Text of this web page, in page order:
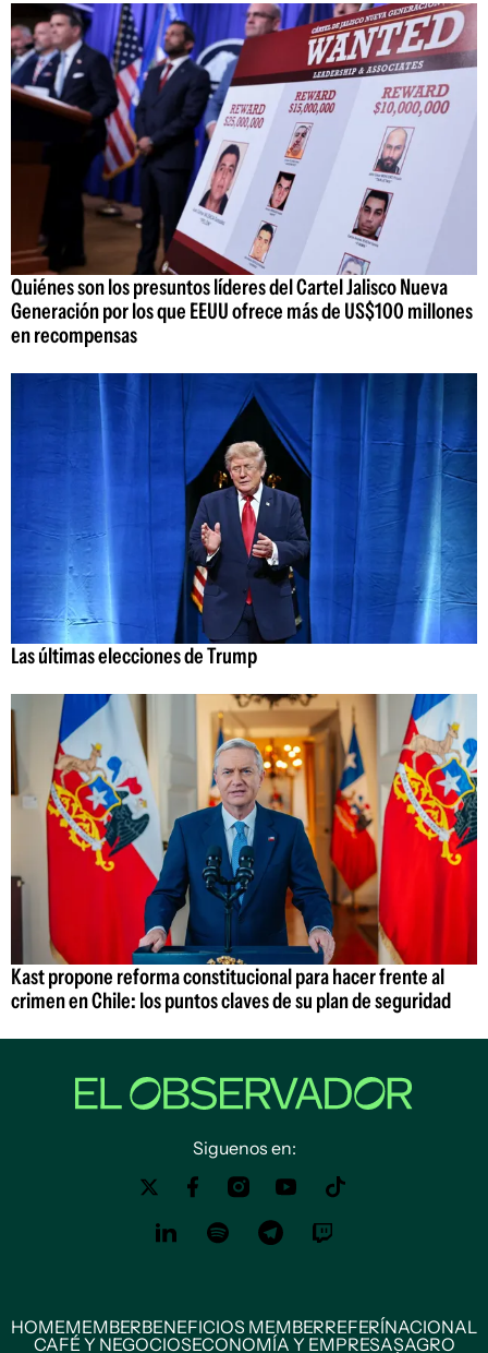
Quiénes son los presuntos líderes del Cartel Jalisco Nueva
Generación por los que EEUU ofrece más de US$100 millones
en recompensas
Las últimas elecciones de Trump
Kast propone reforma constitucional para hacer frente al
crimen en Chile: los puntos claves de su plan de seguridad
Siguenos en:
HOMEMEMBERBENEFICIOS MEMBERREFERÍNACIONAL
CAFÉ Y NEGOCIOSECONOMÍA Y EMPRESASAGRO